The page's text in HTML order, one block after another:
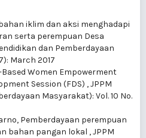
iklim dan aksi menghadapi
serta perempuan Desa
dan Pemberdayaan
March 2017
Women Empowerment
Session (FDS) ,JPPM
Masyarakat): Vol. 10 No.
Pemberdayaan perempuan
bahan pangan lokal ,JPPM